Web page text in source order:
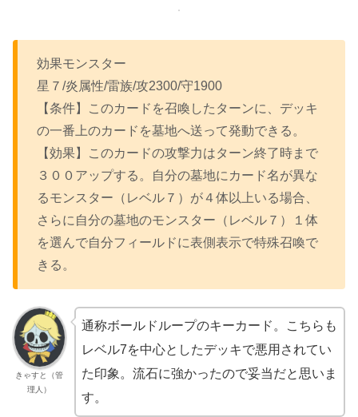
効果モンスター
星７/炎属性/雷族/攻2300/守1900
【条件】このカードを召喚したターンに、デッキ
の一番上のカードを墓地へ送って発動できる。
【効果】このカードの攻撃力はターン終了時まで
３００アップする。自分の墓地にカード名が異な
るモンスター（レベル７）が４体以上いる場合、
さらに自分の墓地のモンスター（レベル７）１体
を選んで自分フィールドに表側表示で特殊召喚で
きる。
きゃすと（管
理人）
通称ボールドループのキーカード。こちらも
レベル7を中心としたデッキで悪用されてい
た印象。流石に強かったので妥当だと思いま
す。